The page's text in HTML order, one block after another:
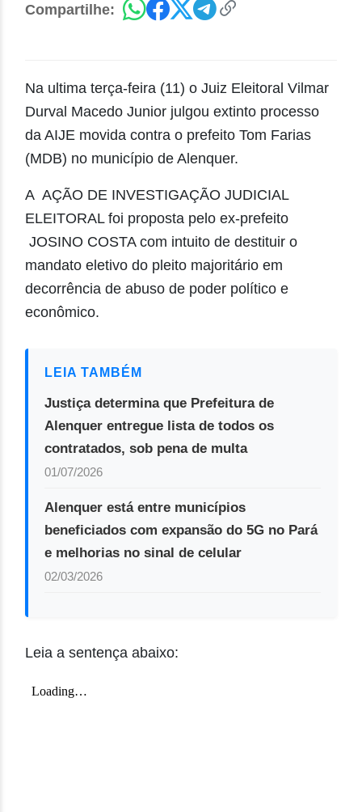
Compartilhe:
Na ultima terça-feira (11) o Juiz Eleitoral Vilmar
Durval Macedo Junior julgou extinto processo
da AIJE movida contra o prefeito Tom Farias
(MDB) no município de Alenquer.
A AÇÃO DE INVESTIGAÇÃO JUDICIAL
ELEITORAL foi proposta pelo ex-prefeito
JOSINO COSTA com intuito de destituir o
mandato eletivo do pleito majoritário em
decorrência de abuso de poder político e
econômico.
LEIA TAMBÉM
Justiça determina que Prefeitura de
Alenquer entregue lista de todos os
contratados, sob pena de multa
01/07/2026
Alenquer está entre municípios
beneficiados com expansão do 5G no Pará
e melhorias no sinal de celular
02/03/2026
Leia a sentença abaixo: